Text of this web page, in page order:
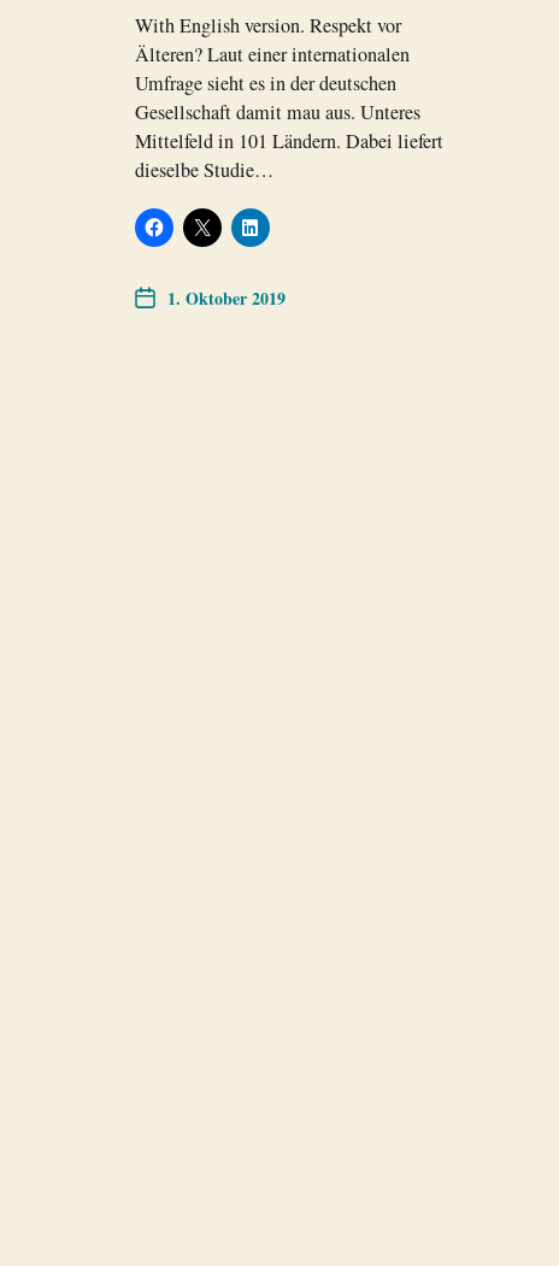
With English version. Respekt vor
Älteren? Laut einer internationalen
Umfrage sieht es in der deutschen
Gesellschaft damit mau aus. Unteres
Mittelfeld in 101 Ländern. Dabei liefert
dieselbe Studie…
1. Oktober 2019